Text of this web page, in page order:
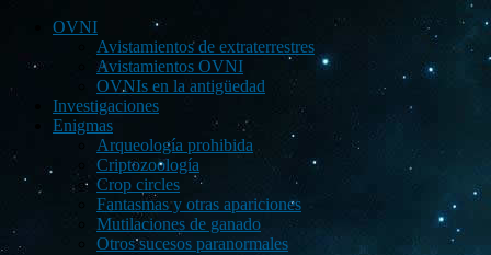
OVNI
Avistamientos de extraterrestres
Avistamientos OVNI
OVNIs en la antigüedad
Investigaciones
Enigmas
Arqueología prohibida
Criptozoología
Crop circles
Fantasmas y otras apariciones
Mutilaciones de ganado
Otros sucesos paranormales